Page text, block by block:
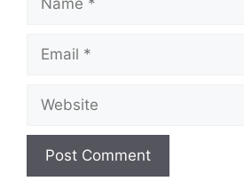
Email
Website